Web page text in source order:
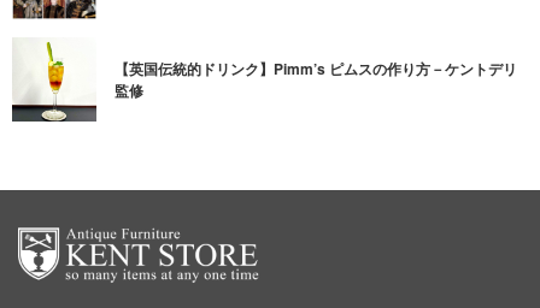
【英国伝統的ドリンク】Pimm’s ピムスの作り方－ケントデリ
監修